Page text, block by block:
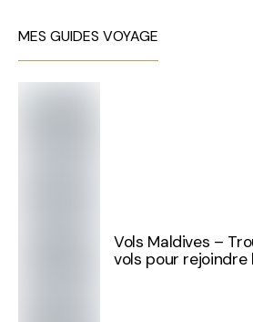
MES GUIDES VOYAGE
Vols Maldives –
vols pour rejoindre